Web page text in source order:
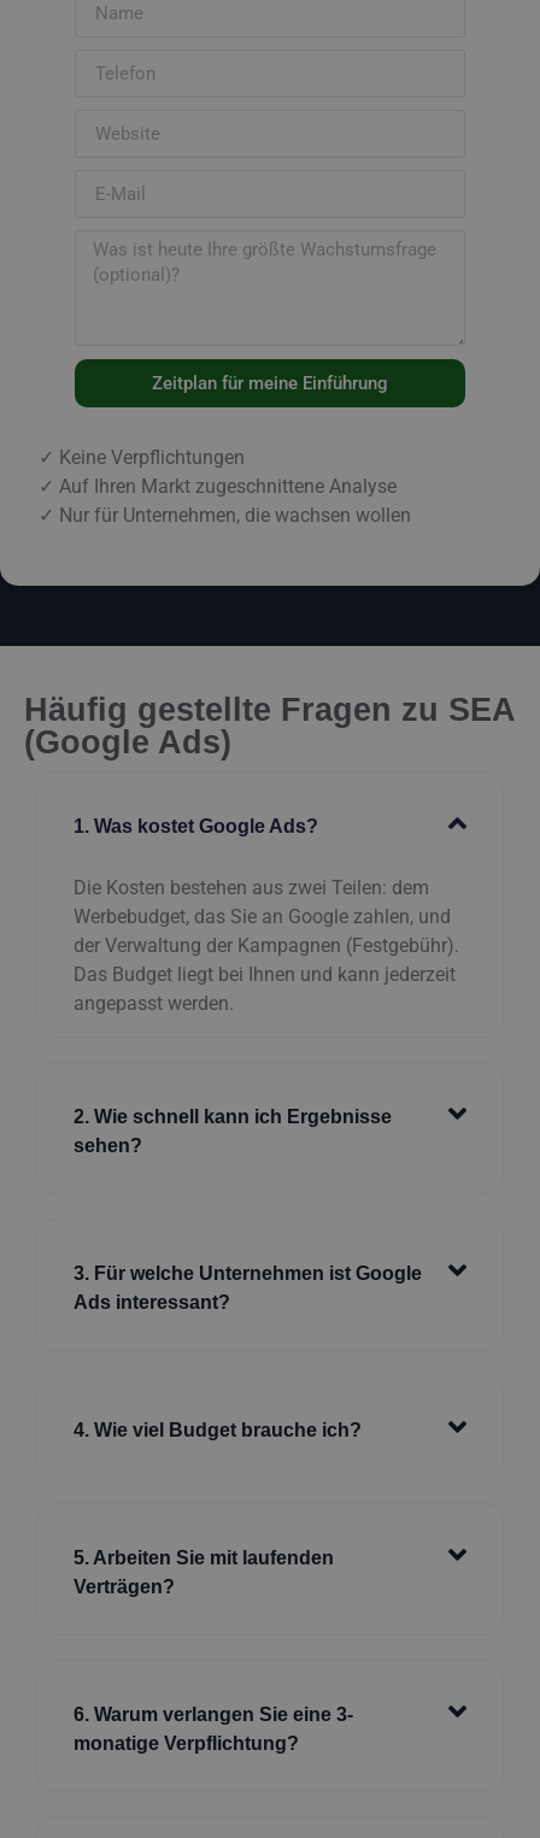
Zeitplan für meine Einführung
✓ Keine Verpflichtungen
✓ Auf Ihren Markt zugeschnittene Analyse
✓ Nur für Unternehmen, die wachsen wollen
Häufig gestellte Fragen zu SEA
(Google Ads)
1. Was kostet Google Ads?
Die Kosten bestehen aus zwei Teilen: dem
Werbebudget, das Sie an Google zahlen, und
der Verwaltung der Kampagnen (Festgebühr).
Das Budget liegt bei Ihnen und kann jederzeit
angepasst werden.
2. Wie schnell kann ich Ergebnisse
sehen?
3. Für welche Unternehmen ist Google
Ads interessant?
4. Wie viel Budget brauche ich?
5. Arbeiten Sie mit laufenden
Verträgen?
6. Warum verlangen Sie eine 3-
monatige Verpflichtung?